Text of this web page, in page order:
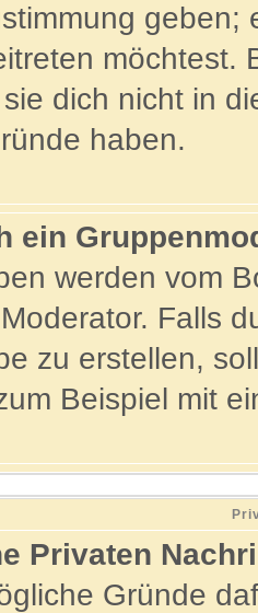
geben;
möchtest.
dich nicht in
haben.
ein
werden vom
Falls
zu erstellen,
Beispiel mit
Privaten
Gründe